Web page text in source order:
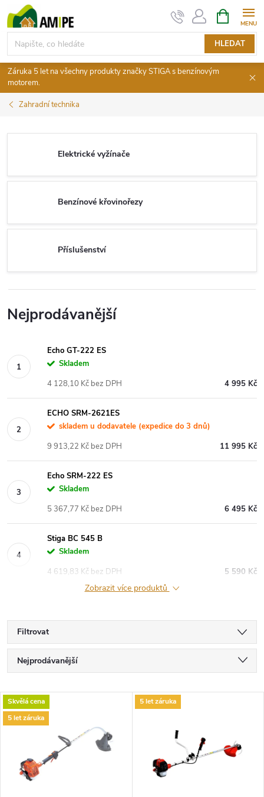
na
obsah
HLEDAT
NÁKUPNÍ
KOŠÍK
Záruka 5 let na všechny produkty značky STIGA s benzínovým
motorem.
Zahradní technika
Elektrické vyžínače
Benzínové křovinořezy
Příslušenství
Nejprodávanější
Echo GT-222 ES
Skladem
4 995 Kč
4 128,10 Kč bez DPH
ECHO SRM-2621ES
skladem u dodavatele (expedice do 3 dnů)
11 995 Kč
9 913,22 Kč bez DPH
Echo SRM-222 ES
Skladem
6 495 Kč
5 367,77 Kč bez DPH
Stiga BC 545 B
Skladem
5 590 Kč
4 619,83 Kč bez DPH
Zobrazit více produktů
Filtrovat
Ř
a
z
n
Nejprodávanější
Nejdražší
V
ý
p
Skvělá cena
5 let záruka
5 let záruka